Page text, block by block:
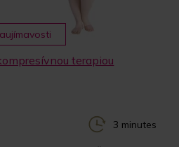
terapiou
3 minutes